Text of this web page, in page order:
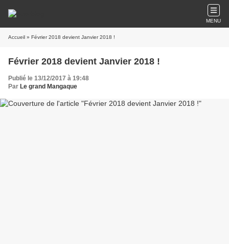
MENU
Accueil » Février 2018 devient Janvier 2018 !
Février 2018 devient Janvier 2018 !
Publié le 13/12/2017 à 19:48
Par Le grand Mangaque